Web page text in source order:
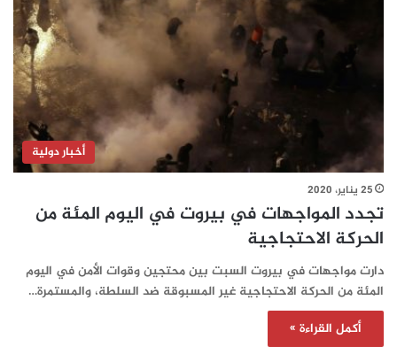
أخبار دولية
25 يناير، 2020
تجدد المواجهات في بيروت في اليوم المئة من
الحركة الاحتجاجية
دارت مواجهات في بيروت السبت بين محتجين وقوات الأمن في اليوم
المئة من الحركة الاحتجاجية غير المسبوقة ضد السلطة، والمستمرة…
أكمل القراءة »